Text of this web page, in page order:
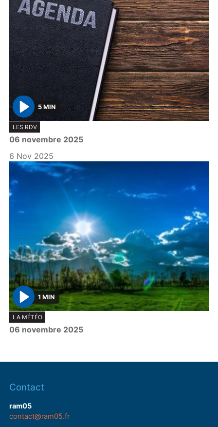
P
l
a
y
5 MIN
LES RDV
06 novembre 2025
6 Nov 2025
P
l
a
1 MIN
LA MÉTÉO
06 novembre 2025
Contact
ram05
contact@ram05.fr